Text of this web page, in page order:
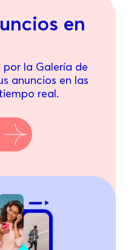
en
por la Galería de
anuncios en las
real.